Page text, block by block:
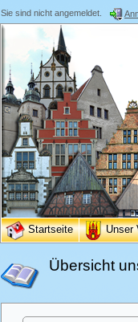
Sie sind nicht angemeldet.
Startseite Unser
Übersicht